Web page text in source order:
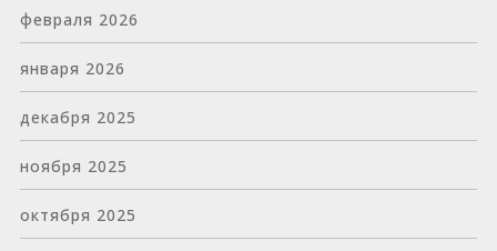
февраля 2026
января 2026
декабря 2025
ноября 2025
октября 2025